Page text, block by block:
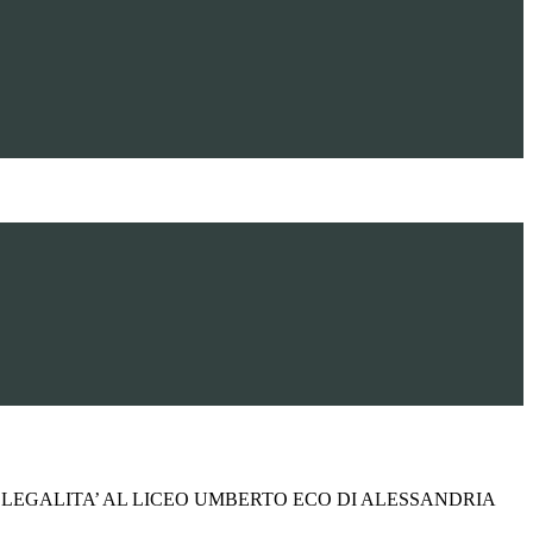
AL LICEO UMBERTO ECO DI ALESSANDRIA